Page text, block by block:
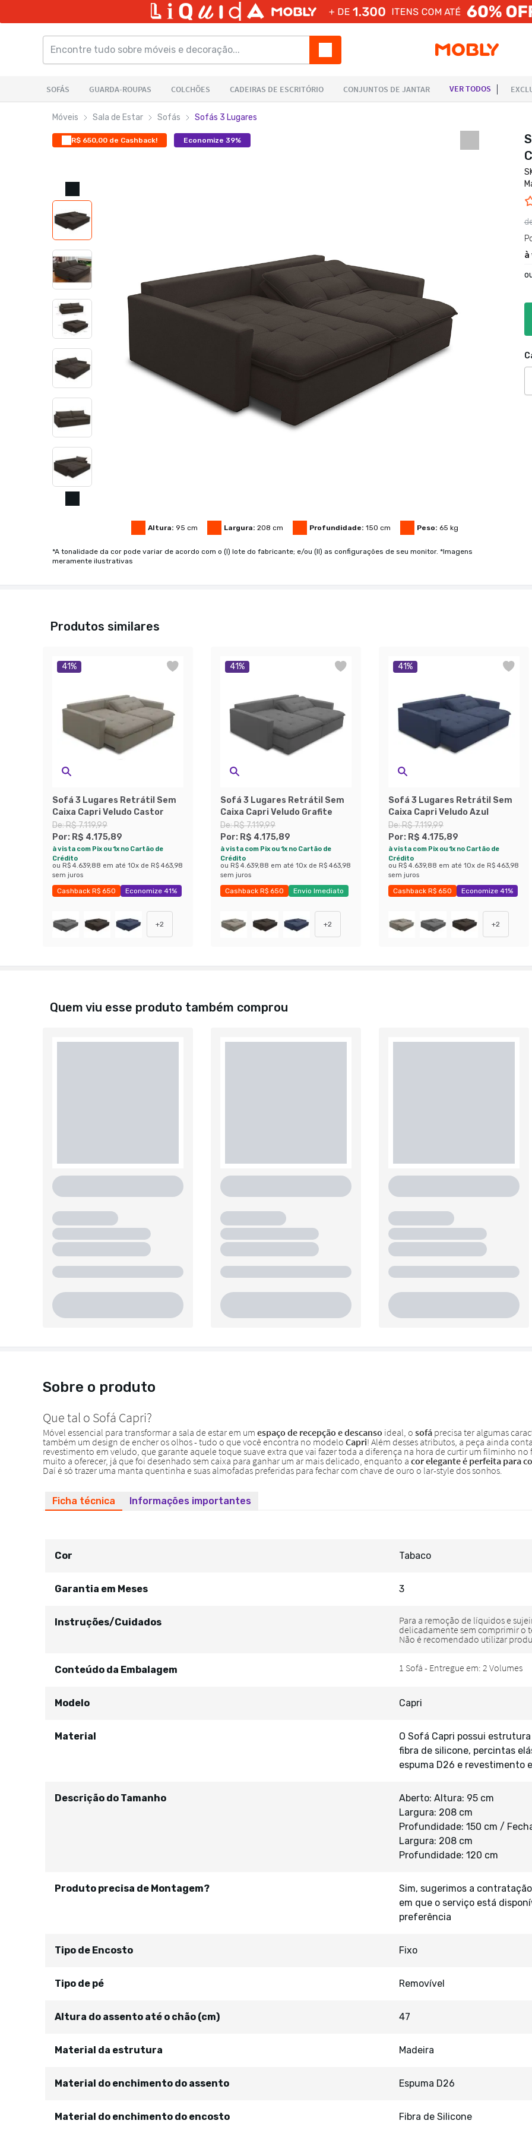
Móveis Sala de Estar Sofás Sofás 3 Lugares
R$ 650,00 de Cashback! Economize 39%
Altura: 95 cm Largura: 208 cm Profundidade: 150 cm Peso: 65 kg
*A tonalidade da cor pode variar de acordo com o (I) lote do fabricante; e/ou (II) as configurações de seu monitor. *Imagens
meramente ilustrativas
à
Produtos similares
41%
Sofá 3 Lugares Retrátil Sem
Caixa Capri Veludo Castor
De:R$ 7.119,99
Por: R$ 4.175,89
à vista com Pix ou 1x no Cartão de
Crédito
ou R$ 4.639,88 em até 10x de R$ 463,98
sem juros
Cashback R$ 650 Economize 41%
+2
41%
Sofá 3 Lugares Retrátil Sem
Caixa Capri Veludo Grafite
De:R$ 7.119,99
Por: R$ 4.175,89
à vista com Pix ou 1x no Cartão de
Crédito
ou R$ 4.639,88 em até 10x de R$ 463,98
sem juros
Cashback R$ 650
Envio Imediato
+2
41%
Sofá 3 Lugares Retrátil Sem
Caixa Capri Veludo Azul
De:R$ 7.119,99
Por: R$ 4.175,89
à vista com Pix ou 1x no Cartão de
Crédito
ou R$ 4.639,88 em até 10x de R$ 463,98
sem juros
Cashback R$ 650 Economize 41%
+2
Quem viu esse produto também comprou
Sobre o produto
Ficha técnica Informações importantes
Cor Tabaco
Garantia em Meses 3
Instruções/Cuidados
Conteúdo da Embalagem
Modelo Capri
Material
O Sofá Capri possui
fibra de silicone, percintas
espuma D26 e revestimento
Descrição do Tamanho
Aberto: Altura: 95 cm
Largura: 208 cm
Profundidade: 150 cm /
Largura: 208 cm
Profundidade: 120 cm
Produto precisa de Montagem?
Sim, sugerimos a
em que o serviço está
preferência
Tipo de Encosto Fixo
Tipo de pé Removível
Altura do assento até o chão (cm) 47
Material da estrutura Madeira
Material do enchimento do assento Espuma D26
Material do enchimento do encosto Fibra de Silicone